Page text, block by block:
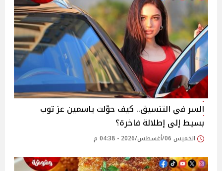
السر في التنسيق.. كيف حوّلت ياسمين عز توب
بسيط إلى إطلالة فاخرة؟
الخميس 06/أغسطس/2026 - 04:38 م